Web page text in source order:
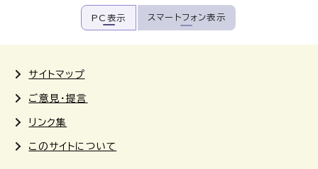
PC表示 スマートフォン表示
サイトマップ
ご意見・提言
リンク集
このサイトについて